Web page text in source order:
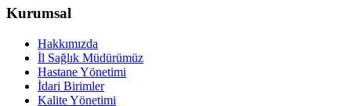
Kurumsal
Hakkımızda
İl Sağlık Müdürümüz
Hastane Yönetimi
İdari Birimler
Kalite Yönetimi